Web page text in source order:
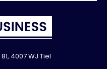
4007 WJ Tiel